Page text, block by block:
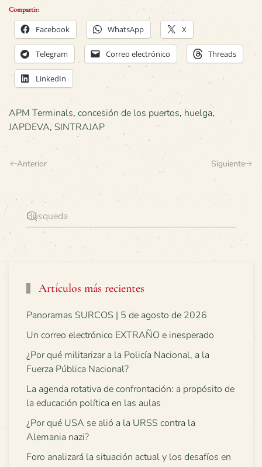
Compartir:
Facebook WhatsApp X
Telegram Correo electrónico Threads
LinkedIn
APM Terminals, concesión de los puertos, huelga,
JAPDEVA, SINTRAJAP
Anterior Siguiente
Artículos más recientes
Panoramas SURCOS | 5 de agosto de 2026
Un correo electrónico EXTRAÑO e inesperado
¿Por qué militarizar a la Policía Nacional, a la
Fuerza Pública Nacional?
La agenda rotativa de confrontación: a propósito de
la educación política en las aulas
¿Por qué USA se alió a la URSS contra la
Alemania nazi?
Foro analizará la situación actual y los desafíos en